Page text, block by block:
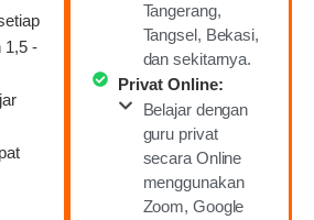
1,5 -
Tangerang,
Tangsel, Bekasi,
dan sekitarnya.
Privat Online:
Belajar dengan
guru privat
secara Online
menggunakan
Zoom, Google